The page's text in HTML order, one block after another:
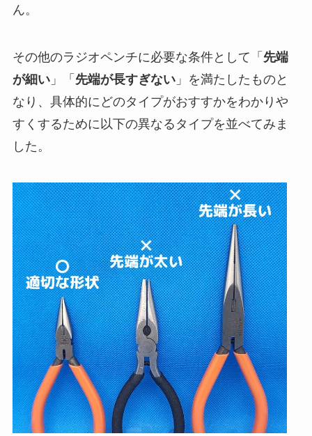
ん。
その他のラジオペンチに必要な条件として「 先端
が細い」「 先端が長すぎない」を満たしたものと
なり、具体的にどのタイプがおすすかをわかりや
すくするために以下の異なるタイプを並べてみま
した。